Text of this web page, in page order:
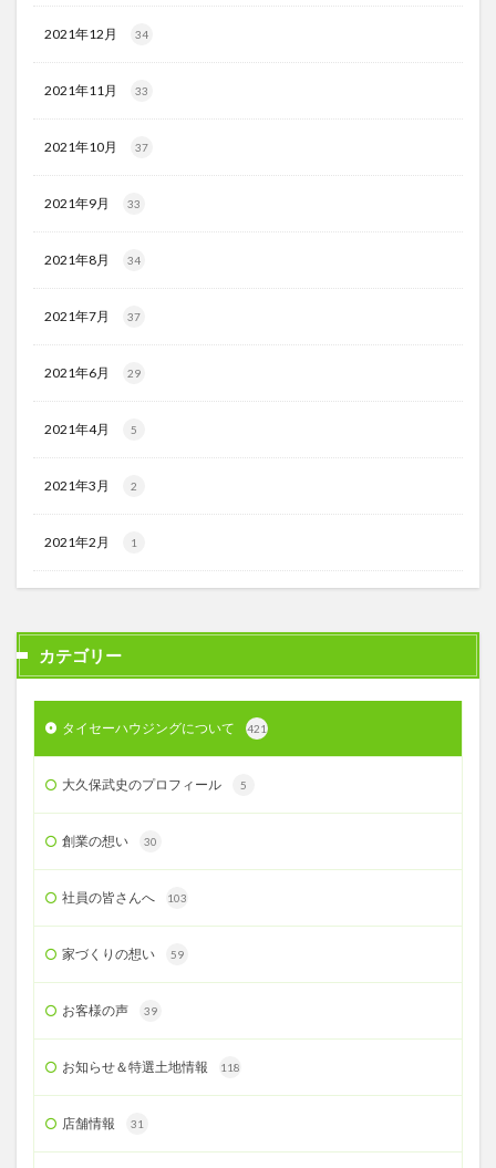
2021年12月 34
2021年11月 33
2021年10月 37
2021年9月 33
2021年8月 34
2021年7月 37
2021年6月 29
2021年4月 5
2021年3月 2
2021年2月 1
カテゴリー
タイセーハウジングについて 421
大久保武史のプロフィール 5
創業の想い 30
社員の皆さんへ 103
家づくりの想い 59
お客様の声 39
お知らせ＆特選土地情報 118
店舗情報 31